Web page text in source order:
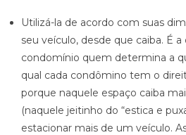
Utilizá-la de acordo com suas
seu veículo, desde que caiba. É
condomínio quem determina a
qual cada condômino tem o
porque naquele espaço caiba
(naquele jeitinho do “estica e
estacionar mais de um veículo.